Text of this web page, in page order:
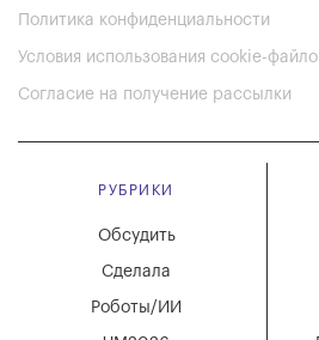
Политика конфиденциальности
Условия использования cookie-
Согласие на получение рассылки
РУБРИКИ
Обсудить
Сделала
Роботы/ИИ